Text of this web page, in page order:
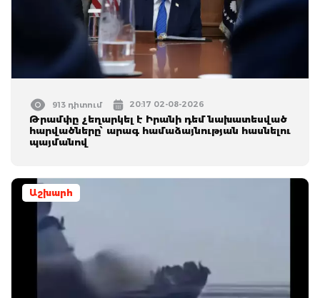
913 դիտում 20:17 02-08-2026
Թրամփը չեղարկել է Իրանի դեմ նախատեսված
հարվածները՝ արագ համաձայնության հասնելու
պայմանով
Աշխարհ